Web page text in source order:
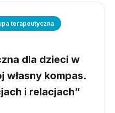
terapeutyczna
dla dzieci w
własny kompas.
i relacjach”